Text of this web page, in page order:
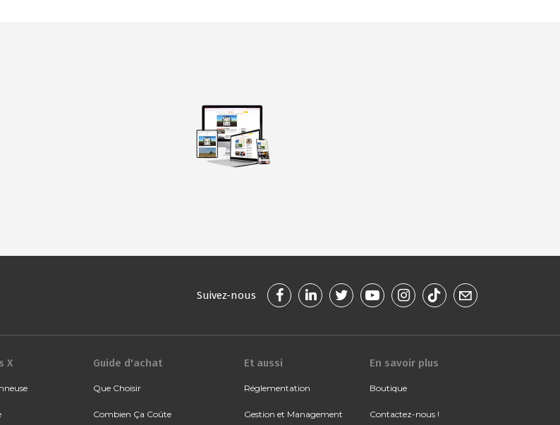
Suivez-nous
X Guide d'achat
Que Choisir
Combien Ça Coûte
Et aussi
Réglementation
Gestion et Management
En savoir plus
Boutique
Contactez-nous !